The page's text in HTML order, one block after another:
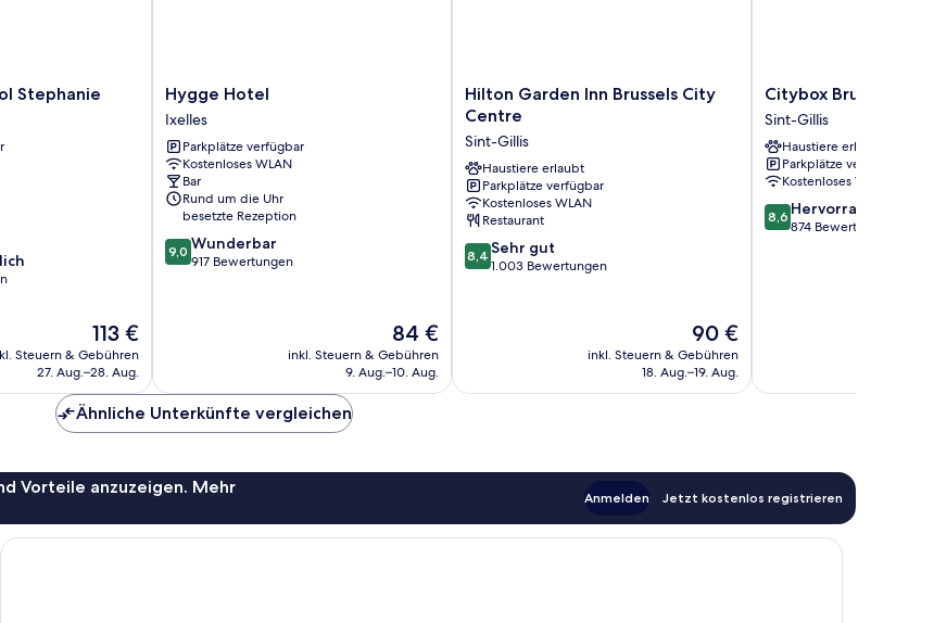
Stephanie
Der
Preis
beträgt
113 €
Steuern & Gebühren
27. Aug.–28. Aug.
Hygge
Hotel
Ixelles
Hygge Hotel
Ixelles
Parkplätze verfügbar
Kostenloses WLAN
Bar
Rund um die Uhr
besetzte Rezeption
9.0
von
9,0 Wunderbar
917 Bewertungen
Der
Preis
beträgt
84 €
inkl. Steuern & Gebühren
9. Aug.–10. Aug.
Hilton
Garden
Brussels
City
Centre
Sint-
Gillis
Hilton Garden Inn Brussels City
Centre
Sint-Gillis
Haustiere erlaubt
Parkplätze verfügbar
Kostenloses WLAN
Restaurant
8.4
von
8,4 Sehr gut
1.003 Bewertungen
Der
Preis
beträgt
90 €
inkl. Steuern & Gebühren
18. Aug.–19. Aug.
Citybox
Brussels
Centre
Louise
Sint-
Gillis
Citybox Brussels
Sint-Gillis
Haustiere erlaubt
Parkplätze verfügbar
Kostenloses WLAN
8.6
von
8,6 Hervorragend
874 Bewertungen
Ähnliche Unterkünfte vergleichen
Vorteile anzuzeigen. Mehr
Anmelden Jetzt kostenlos registrieren